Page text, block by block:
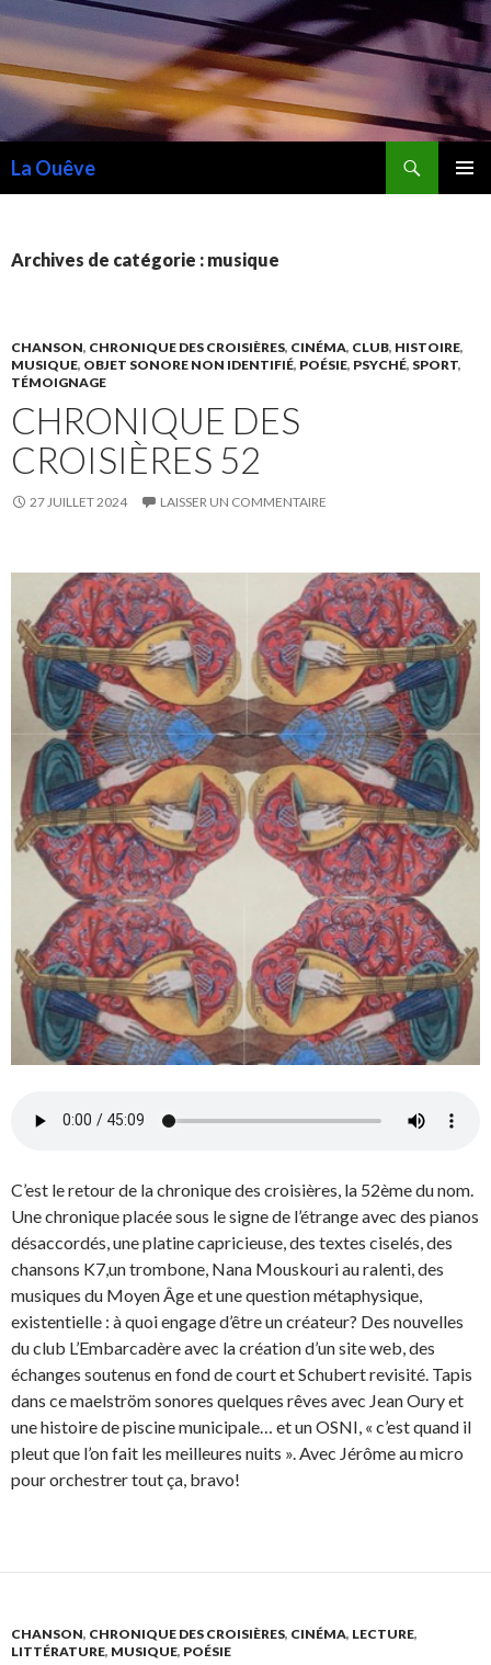
La Ouêve
Archives de catégorie : musique
CHANSON, CHRONIQUE DES CROISIÈRES, CINÉMA, CLUB, HISTOIRE,
MUSIQUE, OBJET SONORE NON IDENTIFIÉ, POÉSIE, PSYCHÉ, SPORT,
TÉMOIGNAGE
CHRONIQUE DES
CROISIÈRES 52
27 JUILLET 2024 LAISSER UN COMMENTAIRE
C’est le retour de la chronique des croisières, la 52ème du nom.
Une chronique placée sous le signe de l’étrange avec des pianos
désaccordés, une platine capricieuse, des textes ciselés, des
chansons K7,un trombone, Nana Mouskouri au ralenti, des
musiques du Moyen Âge et une question métaphysique,
existentielle : à quoi engage d’être un créateur? Des nouvelles
du club L’Embarcadère avec la création d’un site web, des
échanges soutenus en fond de court et Schubert revisité. Tapis
dans ce maelström sonores quelques rêves avec Jean Oury et
une histoire de piscine municipale… et un OSNI, « c’est quand il
pleut que l’on fait les meilleures nuits ». Avec Jérôme au micro
pour orchestrer tout ça, bravo!
CHANSON, CHRONIQUE DES CROISIÈRES, CINÉMA, LECTURE,
LITTÉRATURE, MUSIQUE, POÉSIE